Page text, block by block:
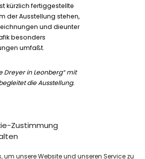
Zustimmung
um unsere Website und unseren Service zu
kürzlich fertiggestellte
der Ausstellung stehen,
und dieunter
besonders
umfaßt.
Dreyer in Leonberg“ mit
die Ausstellung.